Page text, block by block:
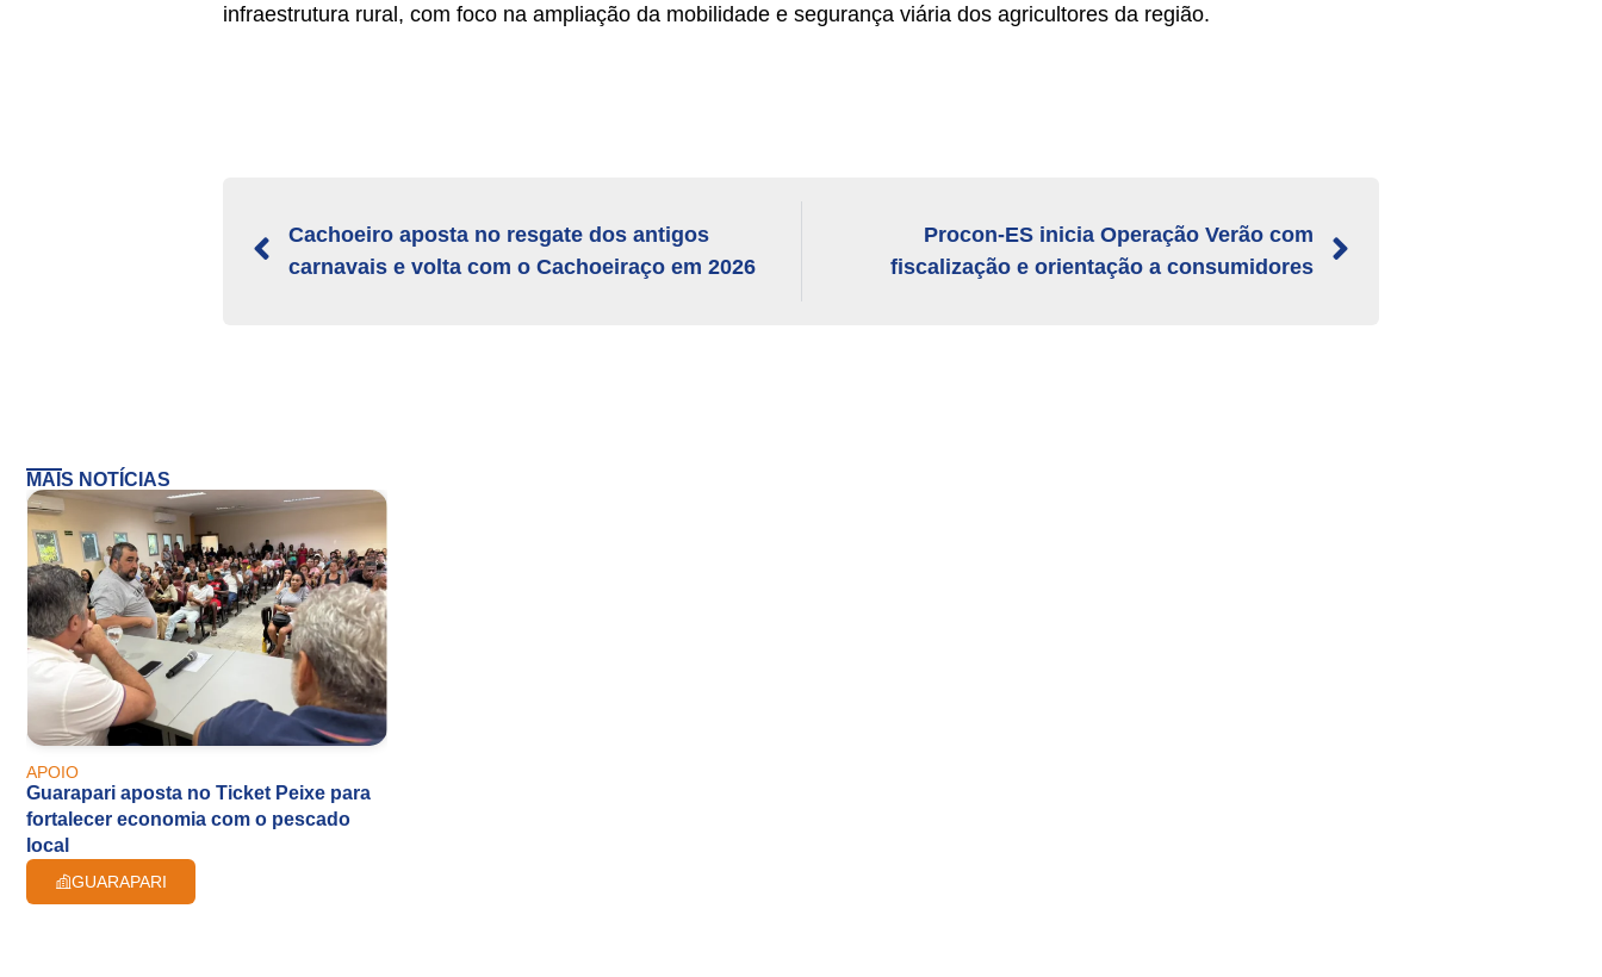
infraestrutura rural, com foco na ampliação da mobilidade e segurança viária dos agricultores da região.
Cachoeiro aposta no resgate dos antigos
carnavais e volta com o Cachoeiraço em 2026
Procon-ES inicia Operação Verão com
fiscalização e orientação a consumidores
MAIS NOTÍCIAS
APOIO
Guarapari aposta no Ticket Peixe para
fortalecer economia com o pescado
local
GUARAPARI